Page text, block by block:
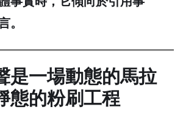
。
是一場動態的馬拉
態的粉刷工程